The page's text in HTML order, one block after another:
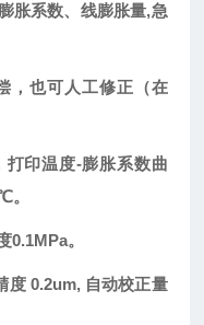
胀系数、线膨胀量,急
，也可人工修正（在
打印温度-膨胀系数曲
。
0.1MPa。
度0.2um, 自动校正量